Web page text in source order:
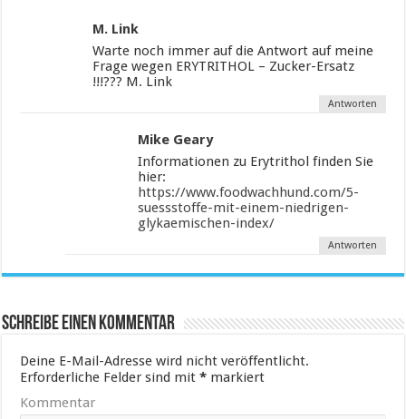
M. Link
Warte noch immer auf die Antwort auf meine
Frage wegen ERYTRITHOL – Zucker-Ersatz
!!!??? M. Link
Antworten
Mike Geary
Informationen zu Erytrithol finden Sie
hier:
https://www.foodwachhund.com/5-
suessstoffe-mit-einem-niedrigen-
glykaemischen-index/
Antworten
Schreibe einen Kommentar
Deine E-Mail-Adresse wird nicht veröffentlicht.
Erforderliche Felder sind mit* markiert
Kommentar